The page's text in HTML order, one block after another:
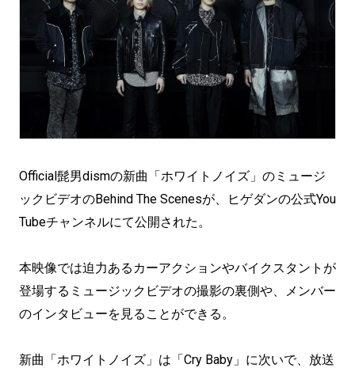
Official髭男dismの新曲「ホワイトノイズ」のミュージ
ックビデオのBehind The Scenesが、ヒゲダンの公式You
Tubeチャンネルにて公開された。
本映像では迫力あるカーアクションやバイクスタントが
登場するミュージックビデオの撮影の裏側や、メンバー
のインタビューを見ることができる。
新曲「ホワイトノイズ」は「Cry Baby」に次いで、放送